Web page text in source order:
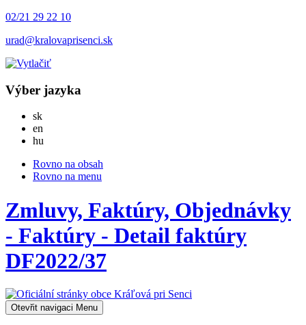
02/21 29 22 10
urad@kralovaprisenci.sk
Výber jazyka
skSlovensky
en
hu
Rovno na obsah
Rovno na menu
Zmluvy, Faktúry, Objednávky
- Faktúry - Detail faktúry
DF2022/37
Otevřit navigaci Menu